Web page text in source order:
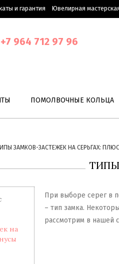
и гарантия Ювелирная
+7 964 712 97 96
ПОМОЛВОЧНЫЕ КОЛЬЦА
ЗАМКОВ-ЗАСТЕЖЕК НА СЕРЬГАХ:
на
При выборе серег в
– тип замка.
рассмотрим в нашей